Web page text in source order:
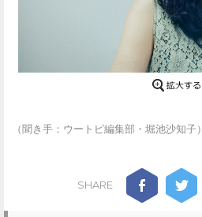
（聞き手：ウートピ編集部・堀池沙知子）
SHARE